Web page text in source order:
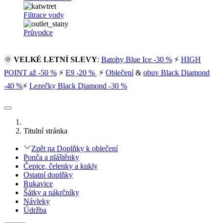
Filtrace vody
Průvodce
🌞 VELKÉ LETNÍ SLEVY: Batohy Blue Ice -30 % ⚡ HIGH
POINT až -50 % ⚡ E9 -20 % ⚡ Oblečení& obuv Black Diamond
-40 %⚡ Lezečky Black Diamond -30 %
Titulní stránka
Zpět na Doplňky k oblečení
Ponča a pláštěnky
Čepice, čelenky a kukly
Ostatní doplňky
Rukavice
Šátky a nákrčníky
Návleky
Údržba